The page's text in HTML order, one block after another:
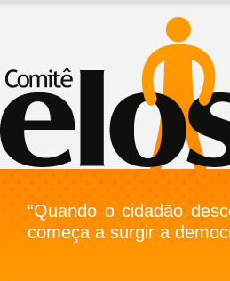
“Quando o cidadão
começa a surgir a